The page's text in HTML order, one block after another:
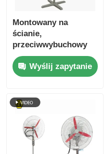
Montowany na
ścianie,
przeciwwybuchowy
wentylator
oscylacyjny do
stosowania w
niebezpiecznych
Wyślij zapytanie